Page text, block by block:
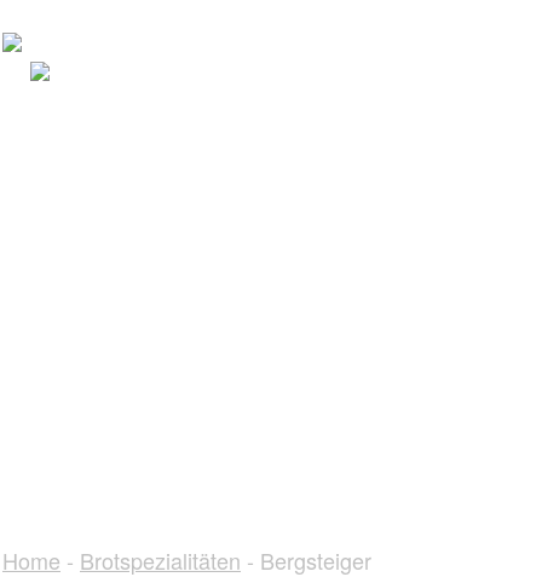
Home - Brotspezialitäten - Bergsteiger